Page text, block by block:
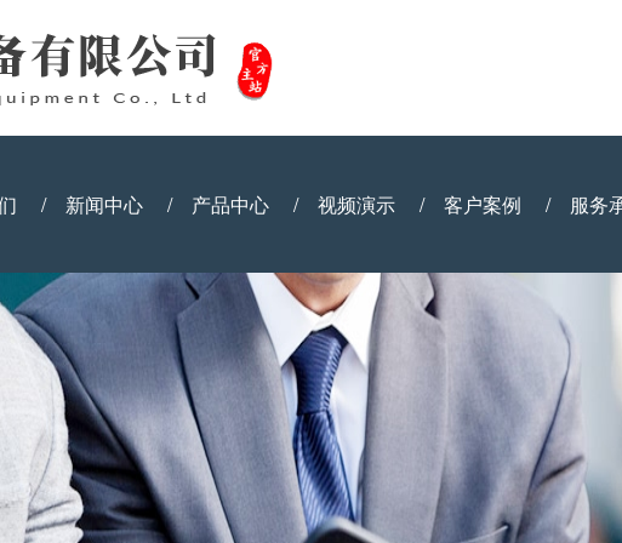
/ 新闻中心 / 产品中心 / 视频演示 / 客户案例 / 服务